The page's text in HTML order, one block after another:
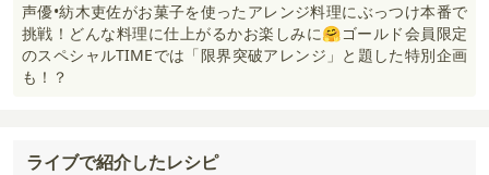
声優•紡木吏佐がお菓子を使ったアレンジ料理にぶっつけ本番で
挑戦！どんな料理に仕上がるかお楽しみに🤗ゴールド会員限定
のスペシャルTIMEでは「限界突破アレンジ」と題した特別企画
も！？
ライブで紹介したレシピ